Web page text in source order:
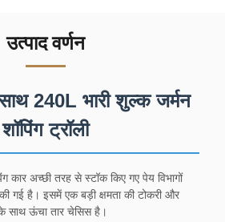
उत्पाद वर्णन
240L भारी शुल्क जर्मन
ट्रॉली
कार अच्छी तरह से स्टॉक किए गए पेय विभागों
गई है। इसमें एक बड़ी क्षमता की टोकरी और
साथ ऊंचा तार चेसिस है।